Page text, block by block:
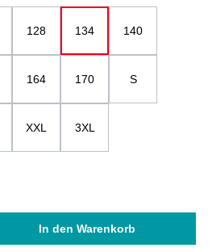
128 134 140
164 170 S
XXL 3XL
den gewünschten
In den Warenkorb